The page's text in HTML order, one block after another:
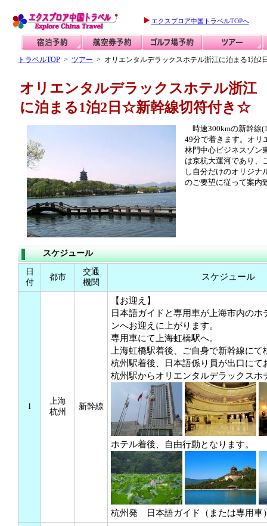
エクスプロア中国トラベルTOPへ
トラベルTOP > ツアー > オリエンタルデラックスホテル浙江に泊まる1泊
オリエンタルデラックスホテル浙江
に泊まる1泊2日☆新幹線切符付き☆
時速300kmの新幹線
49分で着きます。オリ
林門中心ビジネスゾン
は京杭大運河であり、
し自分だけのオリジナ
のご要望に従って案内
スケジュール
日
付
都市
交通
機関
スケジュール
1
上海
杭州
新幹線
【お迎え】
日本語ガイドと専用車が上海市内のホ
ンへお迎えに上がります。
専用車にて上海虹橋駅へ。
上海虹橋駅着後、ご自身で新幹線に
杭州駅着後、日本語係り員が出口にて
杭州駅からオリエンタルデラックスホ
ホテル着後、自由行動となります。
杭州発 日本語ガイド（または専用車